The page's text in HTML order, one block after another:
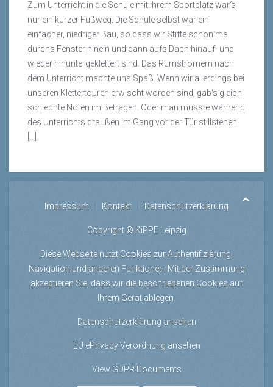
Zum Unterricht in die Schule mit ihrem Sportplatz war‘s
nur ein kurzer Fußweg. Die Schule selbst war ein
einfacher, niedriger Bau, so dass wir Stifte schon mal
durchs Fenster hinein und dann aufs Dach hinauf- und
wieder hinuntergeklettert sind. Das Rumstromern nach
dem Unterricht machte uns Spaß. Wenn wir allerdings bei
unseren Klettertouren erwischt worden sind, gab‘s gleich
schlechte Noten im Betragen. Oder man musste während
des Unterrichts draußen im Gang vor der Tür stillstehen.
Impressum Kontakt Datenschutzerklärung
Copyright © KiPPE Leipzig
Diese Webseite nutzt Cookies zur Authentifizierung,
Navigation und anderen Funktionen. Mit der Zustimmung
akzeptieren Sie, dass wir die beschriebenen Cookies auf
Ihrem Gerät ablegen.
Datenschutzerklärung ansehen
EU ePrivacy Verordnung ansehen
View GDPR Documents